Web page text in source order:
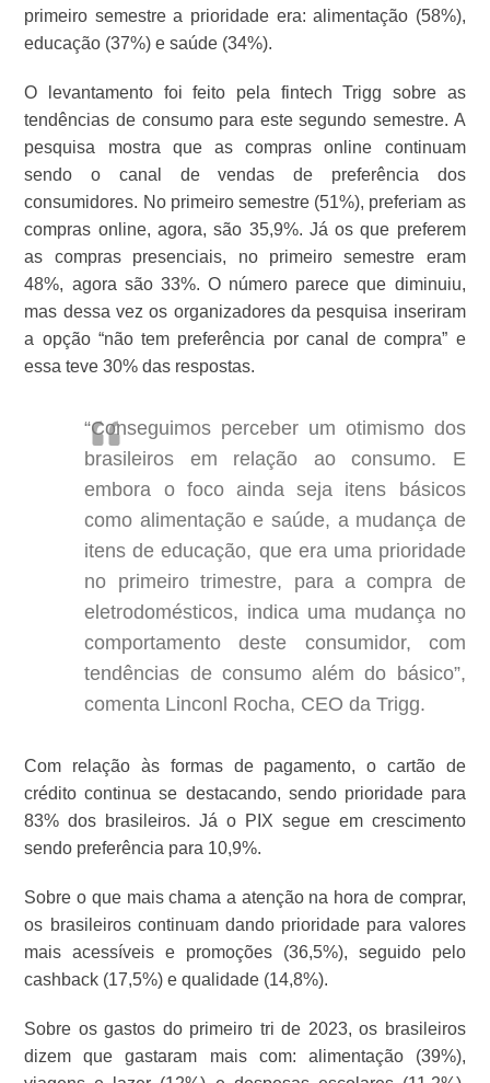
primeiro semestre a prioridade era: alimentação (58%),
educação (37%) e saúde (34%).
O levantamento foi feito pela fintech Trigg sobre as
tendências de consumo para este segundo semestre. A
pesquisa mostra que as compras online continuam
sendo o canal de vendas de preferência dos
consumidores. No primeiro semestre (51%), preferiam as
compras online, agora, são 35,9%. Já os que preferem
as compras presenciais, no primeiro semestre eram
48%, agora são 33%. O número parece que diminuiu,
mas dessa vez os organizadores da pesquisa inseriram
a opção “não tem preferência por canal de compra” e
essa teve 30% das respostas.
“Conseguimos perceber um otimismo dos
brasileiros em relação ao consumo. E
embora o foco ainda seja itens básicos
como alimentação e saúde, a mudança de
itens de educação, que era uma prioridade
no primeiro trimestre, para a compra de
eletrodomésticos, indica uma mudança no
comportamento deste consumidor, com
tendências de consumo além do básico”,
comenta Linconl Rocha, CEO da Trigg.
Com relação às formas de pagamento, o cartão de
crédito continua se destacando, sendo prioridade para
83% dos brasileiros. Já o PIX segue em crescimento
sendo preferência para 10,9%.
Sobre o que mais chama a atenção na hora de comprar,
os brasileiros continuam dando prioridade para valores
mais acessíveis e promoções (36,5%), seguido pelo
cashback (17,5%) e qualidade (14,8%).
Sobre os gastos do primeiro tri de 2023, os brasileiros
dizem que gastaram mais com: alimentação (39%),